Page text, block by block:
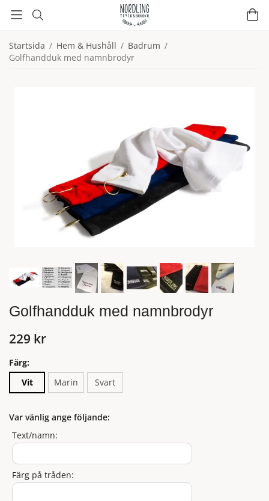
Startsida / Hem & Hushåll / Badrum /
Golfhandduk med namnbrodyr
Golfhandduk med namnbrodyr
229 kr
Färg:
Vit
Marin Svart
Var vänlig ange följande:
Text/namn:
Färg på tråden: